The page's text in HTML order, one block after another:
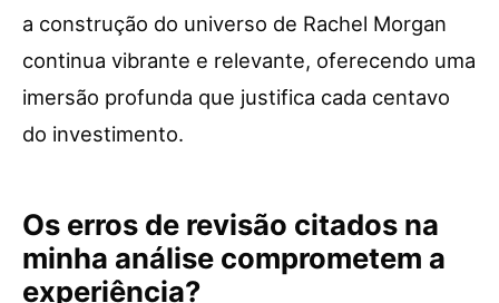
a construção do universo de Rachel Morgan
continua vibrante e relevante, oferecendo uma
imersão profunda que justifica cada centavo
do investimento.
Os erros de revisão citados na
minha análise comprometem a
experiência?